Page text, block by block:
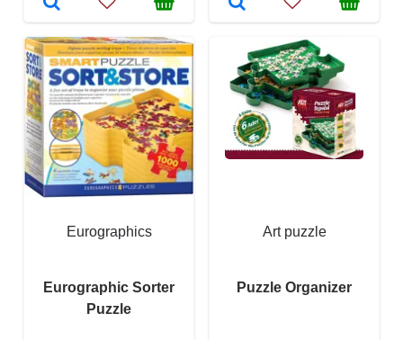
Eurographics
Eurographic Sorter
Puzzle
Art puzzle
Puzzle Organizer